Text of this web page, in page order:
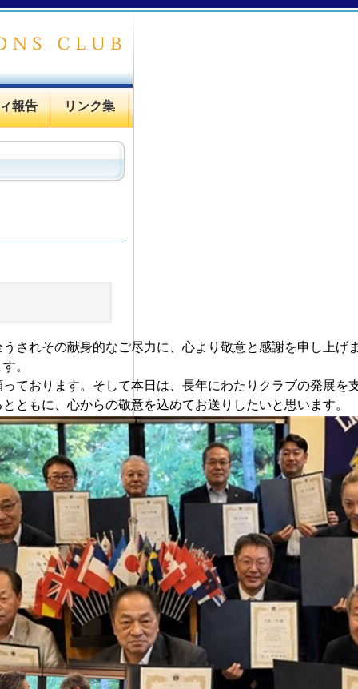
報告 リンク集
されその献身的なご尽力に、心より敬意と感謝を申し上
。
ております。そして本日は、長年にわたりクラブの発展
ともに、心からの敬意を込めてお送りしたいと思います。